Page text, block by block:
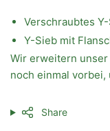
Verschraubtes
Y-Sieb mit
Wir erweitern
noch einmal
Share